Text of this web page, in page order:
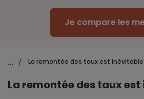
Je compare les
... / La remontée des taux est inévitable
La remontée des taux